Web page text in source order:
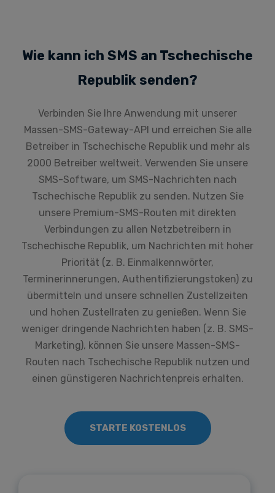
Wie kann ich SMS an Tschechische
Republik senden?
Verbinden Sie Ihre Anwendung mit unserer
Massen-SMS-Gateway-API und erreichen Sie alle
Betreiber in Tschechische Republik und mehr als
2000 Betreiber weltweit. Verwenden Sie unsere
SMS-Software, um SMS-Nachrichten nach
Tschechische Republik zu senden. Nutzen Sie
unsere Premium-SMS-Routen mit direkten
Verbindungen zu allen Netzbetreibern in
Tschechische Republik, um Nachrichten mit hoher
Priorität (z. B. Einmalkennwörter,
Terminerinnerungen, Authentifizierungstoken) zu
übermitteln und unsere schnellen Zustellzeiten
und hohen Zustellraten zu genießen. Wenn Sie
weniger dringende Nachrichten haben (z. B. SMS-
Marketing), können Sie unsere Massen-SMS-
Routen nach Tschechische Republik nutzen und
einen günstigeren Nachrichtenpreis erhalten.
STARTE KOSTENLOS